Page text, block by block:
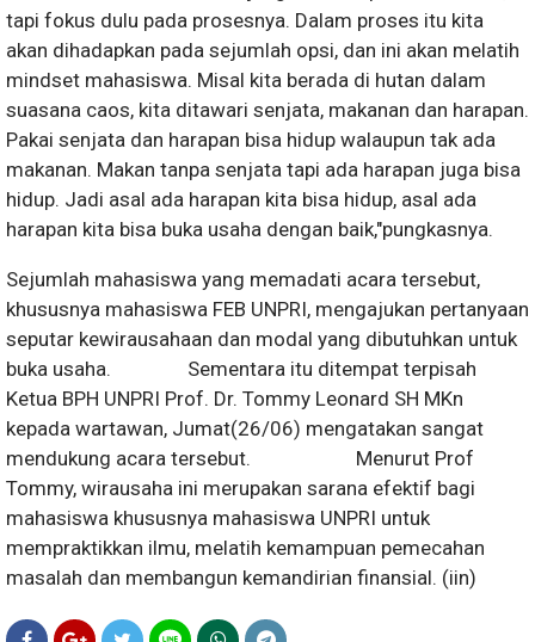
tapi fokus dulu pada prosesnya. Dalam proses itu kita
akan dihadapkan pada sejumlah opsi, dan ini akan melatih
mindset mahasiswa. Misal kita berada di hutan dalam
suasana caos, kita ditawari senjata, makanan dan harapan.
Pakai senjata dan harapan bisa hidup walaupun tak ada
makanan. Makan tanpa senjata tapi ada harapan juga bisa
hidup. Jadi asal ada harapan kita bisa hidup, asal ada
harapan kita bisa buka usaha dengan baik,"pungkasnya.
Sejumlah mahasiswa yang memadati acara tersebut,
khususnya mahasiswa FEB UNPRI, mengajukan pertanyaan
seputar kewirausahaan dan modal yang dibutuhkan untuk
buka usaha. Sementara itu ditempat terpisah
Ketua BPH UNPRI Prof. Dr. Tommy Leonard SH MKn
kepada wartawan, Jumat(26/06) mengatakan sangat
mendukung acara tersebut. Menurut Prof
Tommy, wirausaha ini merupakan sarana efektif bagi
mahasiswa khususnya mahasiswa UNPRI untuk
mempraktikkan ilmu, melatih kemampuan pemecahan
masalah dan membangun kemandirian finansial. (iin)